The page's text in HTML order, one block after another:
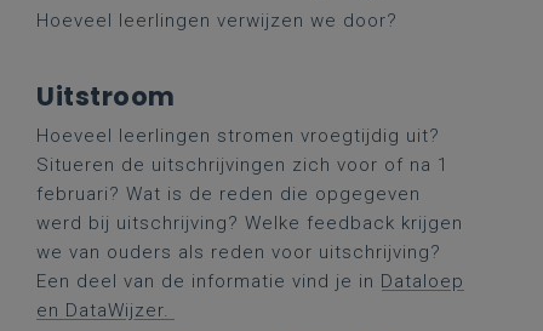
Hoeveel leerlingen verwijzen we door?
Uitstroom
Hoeveel leerlingen stromen vroegtijdig uit?
Situeren de uitschrijvingen zich voor of na 1
februari? Wat is de reden die opgegeven
werd bij uitschrijving? Welke feedback krijgen
we van ouders als reden voor uitschrijving?
Een deel van de informatie vind je in Dataloep
en DataWijzer.